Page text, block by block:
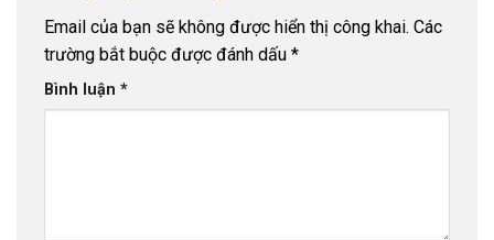
Email của bạn sẽ không được hiển thị công khai. Các
trường bắt buộc được đánh dấu *
Bình luận *